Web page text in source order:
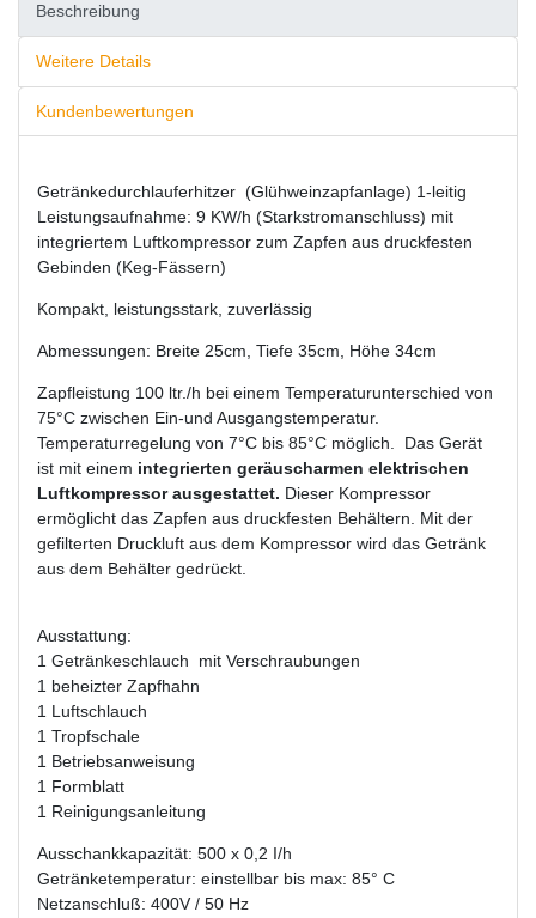
Beschreibung
Weitere Details
Kundenbewertungen
Getränkedurchlauferhitzer (Glühweinzapfanlage) 1-leitig
Leistungsaufnahme: 9 KW/h (Starkstromanschluss) mit
integriertem Luftkompressor zum Zapfen aus druckfesten
Gebinden (Keg-Fässern)
Kompakt, leistungsstark, zuverlässig
Abmessungen: Breite 25cm, Tiefe 35cm, Höhe 34cm
Zapfleistung 100 ltr./h bei einem Temperaturunterschied von
75°C zwischen Ein-und Ausgangstemperatur.
Temperaturregelung von 7°C bis 85°C möglich. Das Gerät
ist mit einem integrierten geräuscharmen elektrischen
Luftkompressor ausgestattet. Dieser Kompressor
ermöglicht das Zapfen aus druckfesten Behältern. Mit der
gefilterten Druckluft aus dem Kompressor wird das Getränk
aus dem Behälter gedrückt.
Ausstattung:
1 Getränkeschlauch mit Verschraubungen
1 beheizter Zapfhahn
1 Luftschlauch
1 Tropfschale
1 Betriebsanweisung
1 Formblatt
1 Reinigungsanleitung
Ausschankkapazität: 500 x 0,2 I/h
Getränketemperatur: einstellbar bis max: 85° C
Netzanschluß: 400V / 50 Hz